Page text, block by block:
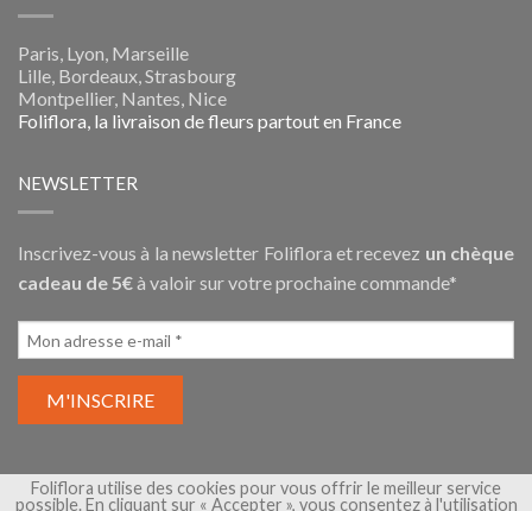
Paris, Lyon, Marseille
Lille, Bordeaux, Strasbourg
Montpellier, Nantes, Nice
Foliflora, la livraison de fleurs partout en France
NEWSLETTER
Inscrivez-vous à la newsletter Foliflora et recevez un chèque
cadeau de 5€à valoir sur votre prochaine commande*
Foliflora utilise des cookies pour vous offrir le meilleur service
possible. En cliquant sur « Accepter », vous consentez à l'utilisation